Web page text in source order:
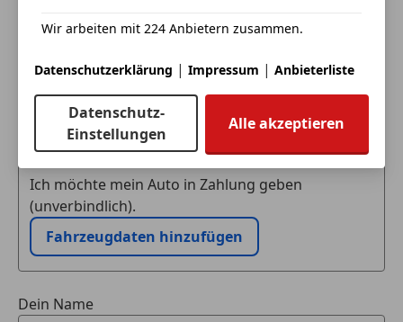
Extras
Elektronische Parkbremse
Innenspiegel automatisch abblendend
Katalysator
Reserverad
Sportfahrwerk
Sportpaket
Sportsitze
Sprachsteuerung
Touchscreen
Eintauschwagen: Kaufen und verkaufen in nur einem
Ich möchte mein Auto in Zahlung geben
(unverbindlich).
Fahrzeugdaten hinzufügen
Dein Name
Wir arbeiten mit 224 Anbietern zusammen.
Datenschutzerklärung | Impressum | Anbieterliste
Datenschutz-
Einstellungen
Alle akzeptieren